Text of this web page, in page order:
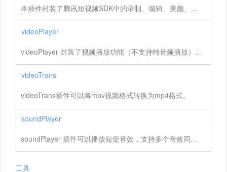
本插件封装了腾讯短视频SDK中的录制、编辑、美颜、特效等功能
videoPlayer
videoPlayer 封装了视频播放功能（不支持纯音频播放）。可快进、快退设置播放位置等操作，亦可设置屏幕亮度和系统声音大小。通过监听接口可获取插件上的各种手势操作事件。使用本插件时可把本插件当做一个 frame 添加在 window 或 frame 上。Android 平台上支持的的视频文件格式有：MP4、3gp；iOS 平台上支持的视频文件格式有：MOV，MP4，M4V。
videoTrans
videoTrans插件可以将mov视频格式转换为mp4格式。
soundPlayer
soundPlayer 插件可以播放短促音效，支持多个音效同时播放。
工具